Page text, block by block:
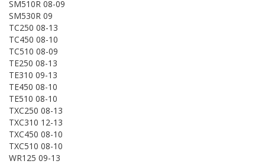
SM510R 08-09
SM530R 09
TC250 08-13
TC450 08-10
TC510 08-09
TE250 08-13
TE310 09-13
TE450 08-10
TE510 08-10
TXC250 08-13
TXC310 12-13
TXC450 08-10
TXC510 08-10
WR125 09-13